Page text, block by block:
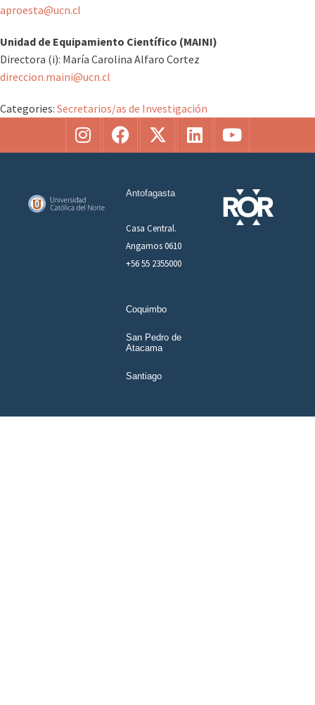
aproesta@ucn.cl
Unidad de Equipamiento Científico (MAINI)
Directora (i): María Carolina Alfaro Cortez
direccion.maini@ucn.cl
Categories: Secretarios/as de Investigación
Antofagasta
Coquimbo
San Pedro de
Atacama
Santiago
Casa Central.
Angamos 0610
+56 55 2355000